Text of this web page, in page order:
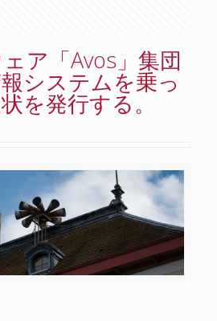
ア「Avos」集団
システムを乗っ
を発行する。